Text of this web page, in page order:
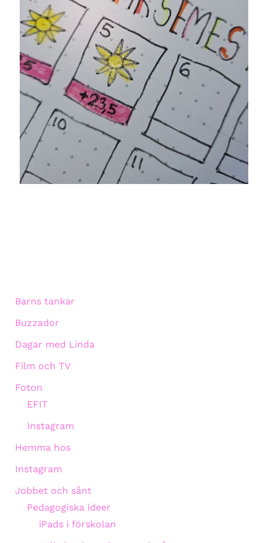
Barns tankar
Buzzador
Dagar med Linda
Film och TV
Foton
EFIT
Instagram
Hemma hos
Instagram
Jobbet och sånt
Pedagogiska ideer
iPads i förskolan